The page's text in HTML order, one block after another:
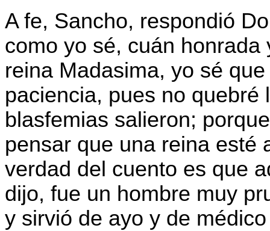
A fe, Sancho, respondió
como yo sé, cuán
reina Madasima, yo sé
paciencia, pues no quebré
blasfemias salieron;
pensar que una reina esté
verdad del cuento es que
dijo, fue un hombre muy
y sirvió de ayo y de